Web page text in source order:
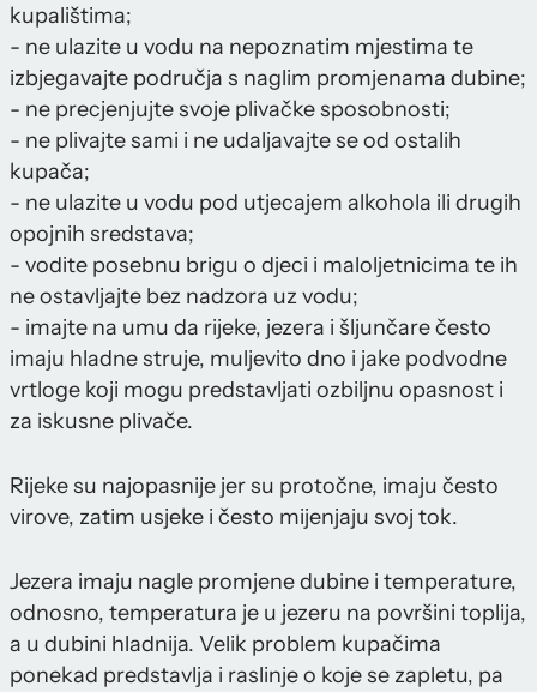
kupalištima;
- ne ulazite u vodu na nepoznatim mjestima te
izbjegavajte područja s naglim promjenama dubine;
- ne precjenjujte svoje plivačke sposobnosti;
- ne plivajte sami i ne udaljavajte se od ostalih
kupača;
- ne ulazite u vodu pod utjecajem alkohola ili drugih
opojnih sredstava;
- vodite posebnu brigu o djeci i maloljetnicima te ih
ne ostavljajte bez nadzora uz vodu;
- imajte na umu da rijeke, jezera i šljunčare često
imaju hladne struje, muljevito dno i jake podvodne
vrtloge koji mogu predstavljati ozbiljnu opasnost i
za iskusne plivače.
Rijeke su najopasnije jer su protočne, imaju često
virove, zatim usjeke i često mijenjaju svoj tok.
Jezera imaju nagle promjene dubine i temperature,
odnosno, temperatura je u jezeru na površini toplija,
a u dubini hladnija. Velik problem kupačima
ponekad predstavlja i raslinje o koje se zapletu, pa